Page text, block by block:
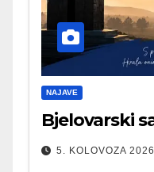
NAJAVE
Bjelovarski
5. KOLOVOZA